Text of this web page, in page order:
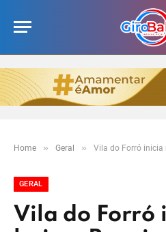
Home » Geral » Vila do Forró inicia no
GERAL
Vila do Forró